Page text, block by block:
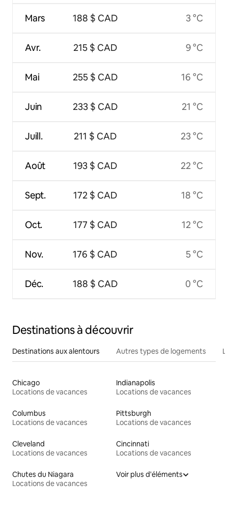
Mars
Avr.
Mai
Juin
Juill.
Août
Sept.
Oct.
Nov.
Déc.
188 $ CAD
215 $ CAD
255 $ CAD
233 $ CAD
211 $ CAD
193 $ CAD
172 $ CAD
177 $ CAD
176 $ CAD
188 $ CAD
3 °C
9 °C
16 °C
21 °C
23 °C
22 °C
18 °C
12 °C
5 °C
0 °C
Destinations à découvrir
Destinations aux alentours Autres types de logements
Chicago
Locations de vacances
Indianapolis
Locations de vacances
Columbus
Locations de vacances
Pittsburgh
Locations de vacances
Cleveland
Locations de vacances
Cincinnati
Locations de vacances
Chutes du Niagara
Locations de vacances
Voir plus d'éléments